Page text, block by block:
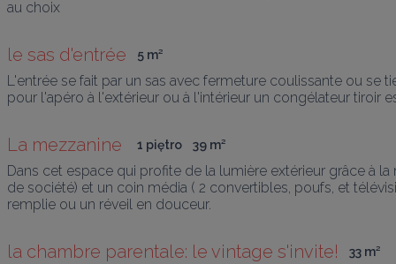
le sas d'entrée 5 m²
L'entrée se fait par un sas avec fermeture coulissante ou se
pour l'apéro à l'extérieur ou à l'intérieur un congélateur tiroir
La mezzanine 1 piętro 39 m²
Dans cet espace qui profite de la lumière extérieur grâce à
de société) et un coin média ( 2 convertibles, poufs, et
remplie ou un réveil en douceur.
la chambre parentale: le vintage s'invite! 33 m²